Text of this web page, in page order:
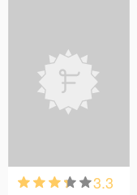
3.3